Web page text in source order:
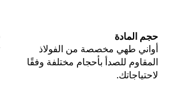
حجم المادة
أواني طهي مخصصة من الفولاذ
المقاوم للصدأ بأحجام مختلفة وفقًا
لاحتياجاتك.